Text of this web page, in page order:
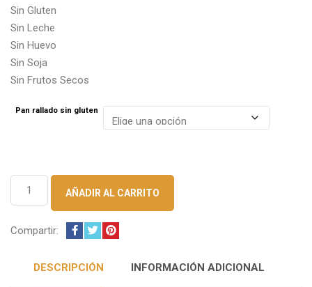
Sin Gluten
Sin Leche
Sin Huevo
Sin Soja
Sin Frutos Secos
Pan rallado sin gluten
rallado
Gluten
AÑADIR AL CARRITO
Compartir:
DESCRIPCIÓN INFORMACIÓN ADICIONAL